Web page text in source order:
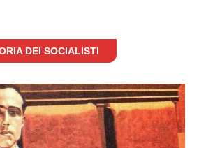
DEI SOCIALISTI